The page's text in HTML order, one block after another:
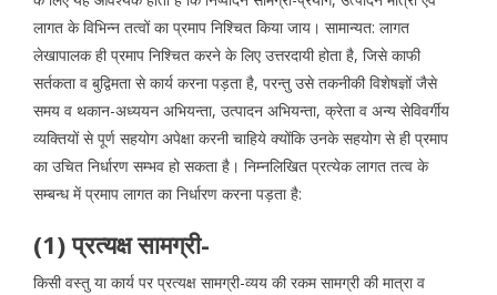
लागत के विभिन्न तत्वों का प्रमाप निश्चित किया जाय। सामान्यत: लागत
लेखापालक ही प्रमाप निश्चित करने के लिए उत्तरदायी होता है, जिसे काफी
सर्तकता व बुद्विमता से कार्य करना पड़ता है, परन्तु उसे तकनीकी विशेषज्ञों जैसे
समय व थकान-अध्ययन अभियन्ता, उत्पादन अभियन्ता, क्रेता व अन्य सेविवर्गीय
व्यक्तियों से पूर्ण सहयोग अपेक्षा करनी चाहिये क्योंकि उनके सहयोग से ही प्रमाप
का उचित निर्धारण सम्भव हो सकता है। निम्नलिखित प्रत्येक लागत तत्व के
सम्बन्ध में प्रमाप लागत का निर्धारण करना पड़ता है:
(1) प्रत्यक्ष सामग्री-
किसी वस्तु या कार्य पर प्रत्यक्ष सामग्री-व्यय की रकम सामग्री की मात्रा व